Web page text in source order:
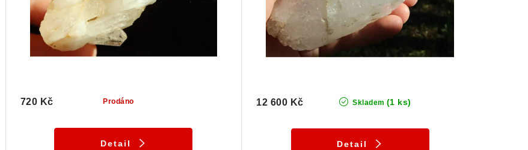
Prodáno
720 Kč
Detail
Skladem (1 ks)
12 600 Kč
Detail